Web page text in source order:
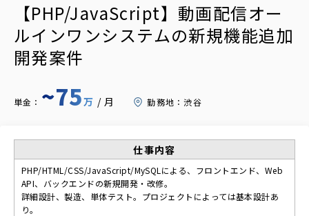
【PHP/JavaScript】動画配信オー
ルインワンシステムの新規機能追加
開発案件
単金： ~75万 /月 勤務地：渋谷
仕事内容
PHP/HTML/CSS/JavaScript/MySQLによる、フロントエンド、Web
API、バックエンドの新規開発・改修。
詳細設計、製造、単体テスト。プロジェクトによっては基本設計あ
り。